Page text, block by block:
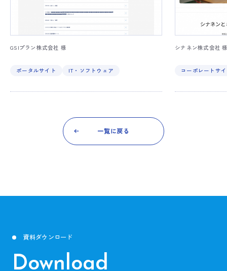
GSIプラン株式会社 様
ポータルサイト IT・ソフトウェア
シナネン株式会社
コーポレートサ
一覧に戻る
資料ダウンロード
Download